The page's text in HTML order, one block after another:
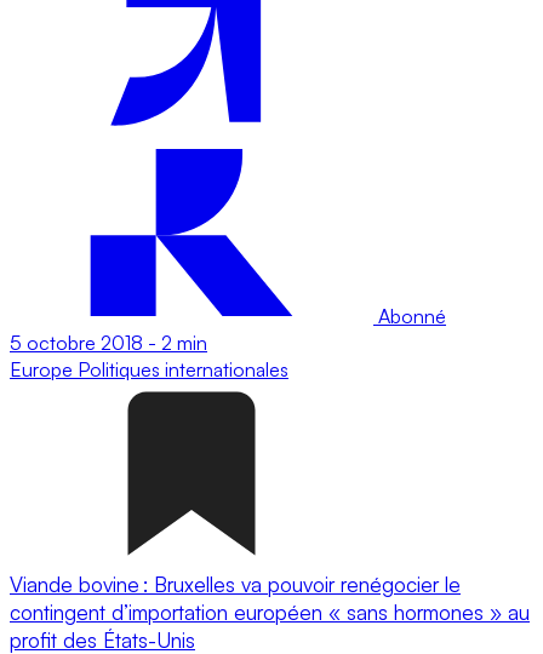
Abonné
5 octobre 2018 - 2 min
Europe Politiques internationales
Viande bovine : Bruxelles va pouvoir renégocier le
contingent d’importation européen « sans hormones » au
profit des États-Unis